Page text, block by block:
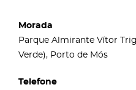
Morada
Parque Almirante Vítor
Verde), Porto de Mós
Telefone